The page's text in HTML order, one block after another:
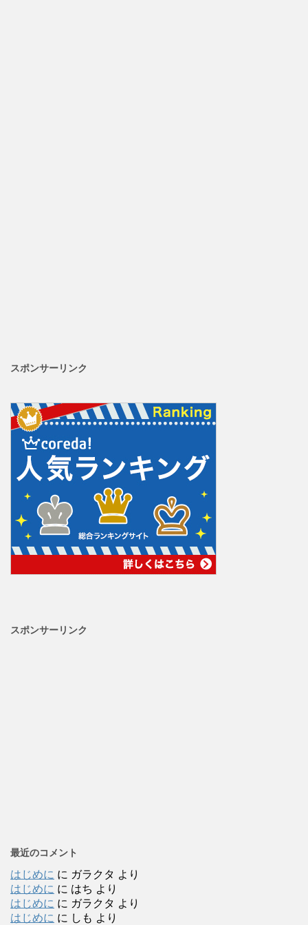
スポンサーリンク
スポンサーリンク
最近のコメント
はじめに に ガラクタ より
はじめに に はち より
はじめに に ガラクタ より
はじめに に しも より